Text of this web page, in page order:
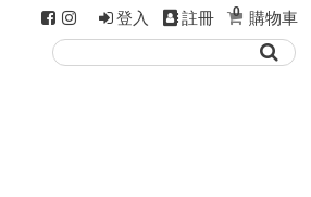
登入 註冊 0 購物車